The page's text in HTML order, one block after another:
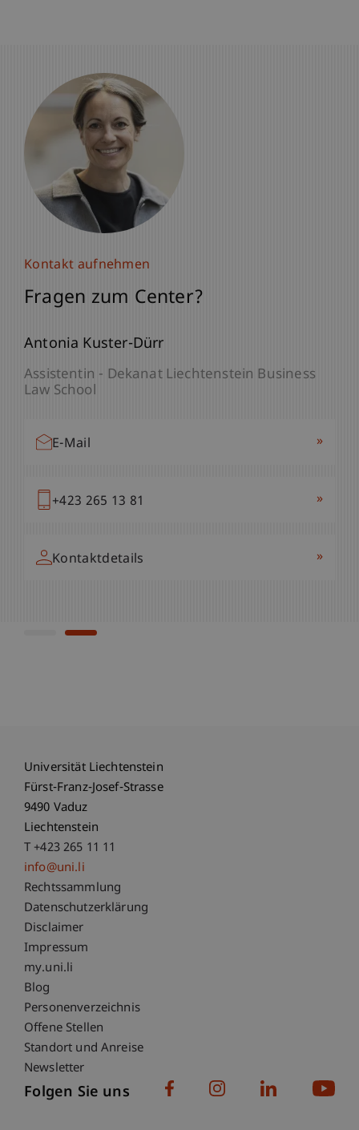
Kontakt aufnehmen
Fragen zum Center?
Prof. Dr. Marc Gottschald
Direktor Center für Philanthropie - Center für
Philanthropie
Kontakt aufnehmen
Fragen zum Center?
Antonia Kuster-Dürr
Assistentin - Dekanat Liechtenstein Business
Law School
E-Mail »
+423 265 13 81 »
Kontaktdetails »
Universität Liechtenstein
Fürst-Franz-Josef-Strasse
9490 Vaduz
Liechtenstein
T +423 265 11 11
info@uni.li
Fußzeile Rechtliche Hinweise
Rechtssammlung
Datenschutzerklärung
Disclaimer
Impressum
Fußzeile Subdomain-Verzeichnis
my.uni.li
Blog
Personenverzeichnis
Offene Stellen
Standort und Anreise
Newsletter
Folgen Sie uns